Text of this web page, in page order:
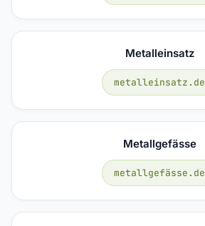
Metalleinsatz
metalleinsatz.de
Metallgefässe
metallgefässe.de